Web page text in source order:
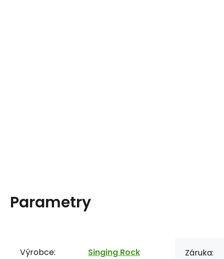
Parametry
Výrobce: Singing Rock Záruka: